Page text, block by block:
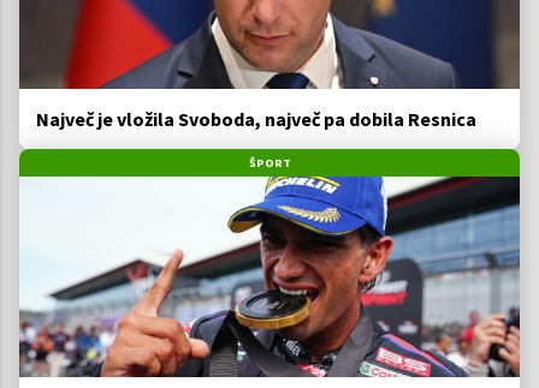
Največ je vložila Svoboda, največ pa dobila Resnica
ŠPORT